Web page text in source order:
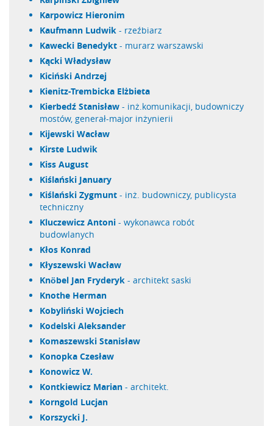
Karpowicz Hieronim
Kaufmann Ludwik - rzeźbiarz
Kawecki Benedykt - murarz warszawski
Kącki Władysław
Kiciński Andrzej
Kienitz-Trembicka Elżbieta
Kierbedź Stanisław - inż.komunikacji, budowniczy
mostów, generał-major inżynierii
Kijewski Wacław
Kirste Ludwik
Kiss August
Kiślański January
Kiślański Zygmunt - inż. budowniczy, publicysta
techniczny
Kluczewicz Antoni - wykonawca robót
budowlanych
Kłos Konrad
Kłyszewski Wacław
Knöbel Jan Fryderyk - architekt saski
Knothe Herman
Kobyliński Wojciech
Kodelski Aleksander
Komaszewski Stanisław
Konopka Czesław
Konowicz W.
Kontkiewicz Marian - architekt.
Korngold Lucjan
Korszycki J.